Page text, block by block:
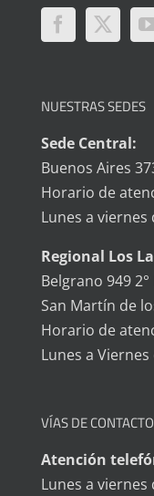
NUESTRAS SEDES
Sede Central:
Buenos Aires
Horario de
Lunes a viernes
Regional Los
Belgrano 949
San Martín de
Horario de
Lunes a Viernes
VÍAS DE CONTACTO
Atención
Lunes a viernes